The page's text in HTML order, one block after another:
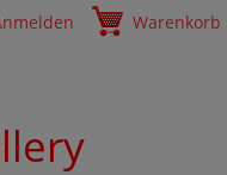
Warenkorb